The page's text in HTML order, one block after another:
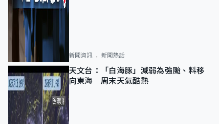
新聞資訊 新聞熱話
天文台：「白海豚」減弱為強颱、料移
向東海 周末天氣酷熱